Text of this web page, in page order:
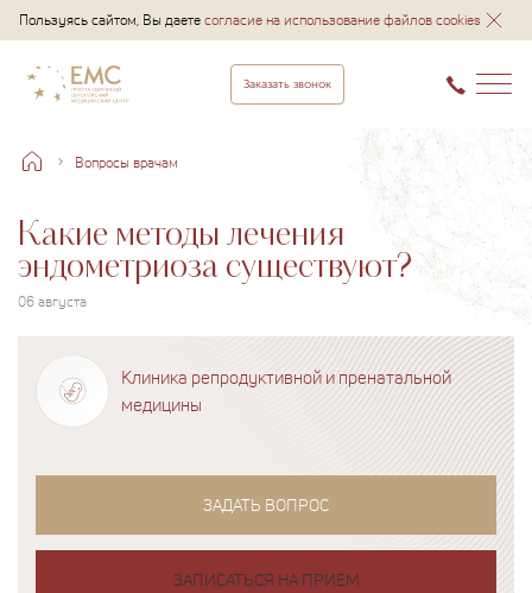
Пользуясь сайтом, Вы даетесогласие на использование файлов cookies
Заказать звонок
Вопросы врачам
Какие методы лечения
эндометриоза существуют?
06 августа
Клиника репродуктивной и пренатальной
медицины
ЗАДАТЬ ВОПРОС
ЗАПИСАТЬСЯ НА ПРИЕМ